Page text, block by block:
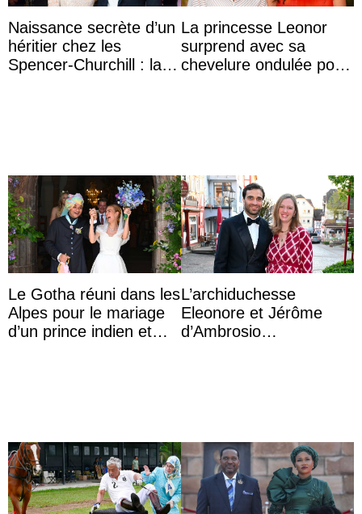
Naissance secrète d’un
héritier chez les
Spencer-Churchill : la
La princesse Leonor
surprend avec sa
chevelure ondulée pour
Le Gotha réuni dans les
Alpes pour le mariage
d’un prince indien et
L’archiduchesse
Eleonore et Jérôme
d’Ambrosio